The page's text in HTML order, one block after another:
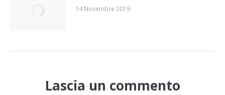
14 Novembre 2019
Lascia un commento